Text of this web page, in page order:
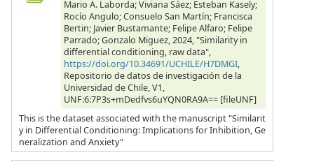
Mario A. Laborda; Viviana Sáez; Esteban Kasely;
Rocío Angulo; Consuelo San Martín; Francisca
Bertin; Javier Bustamante; Felipe Alfaro; Felipe
Parrado; Gonzalo Miguez, 2024, "Similarity in
differential conditioning, raw data",
https://doi.org/10.34691/UCHILE/H7DMGI,
Repositorio de datos de investigación de la
Universidad de Chile, V1,
UNF:6:7P3s+mDedfvs6uYQN0RA9A== [fileUNF]
This is the dataset associated with the manuscript "Similarit
y in Differential Conditioning: Implications for Inhibition, Ge
neralization and Anxiety"